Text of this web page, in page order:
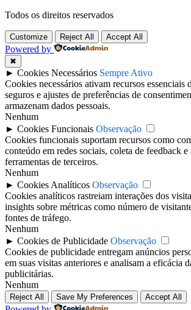
Todos os direitos reservados
Customize Reject All Accept All
Powered by
✖
► Cookies Necessários Sempre Ativo
Cookies necessários ativam recursos essenciais
seguros e ajustes de preferências de
armazenam dados pessoais.
Nenhum
► Cookies Funcionais Observação
Cookies funcionais suportam recursos como
conteúdo em redes sociais, coleta de feedback e
ferramentas de terceiros.
Nenhum
► Cookies Analíticos Observação
Cookies analíticos rastreiam interações dos
insights sobre métricas como número de
fontes de tráfego.
Nenhum
► Cookies de Publicidade Observação
Cookies de publicidade entregam anúncios
em suas visitas anteriores e analisam a eficácia
publicitárias.
Nenhum
Reject All Save My Preferences Accept All